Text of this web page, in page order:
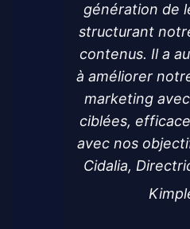
génération de
structurant
contenus. Il a
à améliorer
marketing
ciblées,
avec nos
Cidalia,